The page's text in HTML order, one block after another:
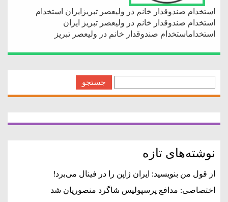
استخدام صندوقدار خانم در ولیعصر تبریزایران استخدام
استخدام صندوقدار خانم در ولیعصر تبریز ایران
استخداماستخدام صندوقدار خانم در ولیعصر تبریز
نوشته‌های تازه
از قول من بنویسید: ایران ژاپن را در فینال می‌برد!
اختصاصی: مدافع پرسپولیس شاگرد منصوریان شد